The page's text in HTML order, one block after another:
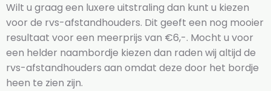
Wilt u graag een luxere uitstraling dan kunt u kiezen
voor de rvs-afstandhouders. Dit geeft een nog mooier
resultaat voor een meerprijs van €6,-. Mocht u voor
een helder naambordje kiezen dan raden wij altijd de
rvs-afstandhouders aan omdat deze door het bordje
heen te zien zijn.